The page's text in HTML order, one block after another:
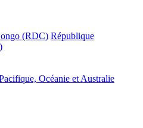
(RDC) République
Océanie et Australie